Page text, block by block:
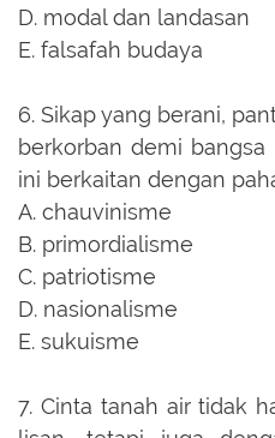
D. modal dan landasan
E. falsafah budaya
6. Sikap yang berani,
berkorban demi bangsa
ini berkaitan dengan
A. chauvinisme
B. primordialisme
C. patriotisme
D. nasionalisme
E. sukuisme
7. Cinta tanah air tidak